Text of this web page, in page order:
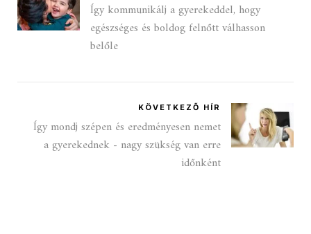
Így kommunikálj a gyerekeddel, hogy
egészséges és boldog felnőtt válhasson
belőle
KÖVETKEZŐ HÍR
Így mondj szépen és eredményesen nemet
a gyerekednek - nagy szükség van erre
időnként